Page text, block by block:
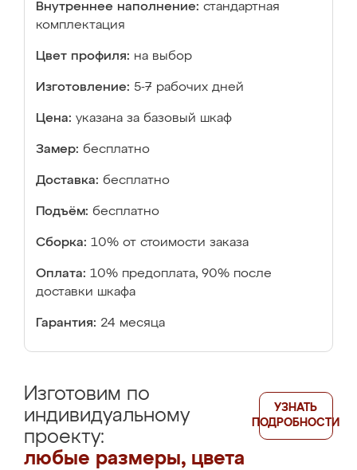
Внутреннее наполнение: стандартная
комплектация
Цвет профиля: на выбор
Изготовление: 5-7 рабочих дней
Цена: указана за базовый шкаф
Замер: бесплатно
Доставка: бесплатно
Подъём: бесплатно
Сборка: 10% от стоимости заказа
Оплата: 10% предоплата, 90% после
доставки шкафа
Гарантия: 24 месяца
Изготовим по
индивидуальному
проекту:
любые размеры, цвета
УЗНАТЬ
ПОДРОБНОСТИ